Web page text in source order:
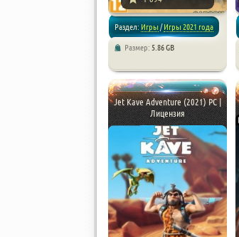
Раздел: Игры/Игры 2021 года
Размер: 5.86 GB
Jet Kave Adventure (2021) PC |
Лицензия